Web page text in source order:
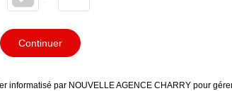
Continuer
par NOUVELLE AGENCE CHARRY pour